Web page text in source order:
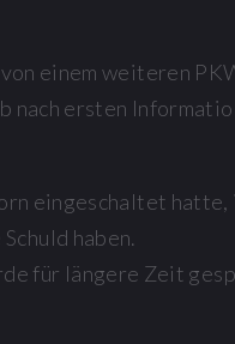
einem weiteren
nach ersten
eingeschaltet
haben.
für längere Zeit